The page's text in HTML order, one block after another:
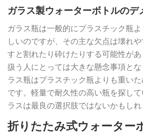
ガラス製ウォーターボトルのデ
ガラス瓶は一般的にプラスチック瓶
しいのですが、その主な欠点は壊れ
すと割れたり砕けたりする可能性が
扱う人にとっては大きな懸念事項と
ラス瓶はプラスチック瓶よりも重い
です。軽量で耐久性の高い瓶を探し
ラスは最良の選択肢ではないかもしれ
折りたたみ式ウォーター